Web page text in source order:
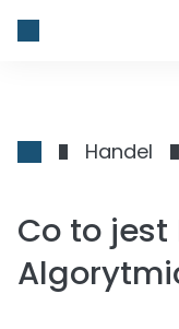
Handel
Co to jest